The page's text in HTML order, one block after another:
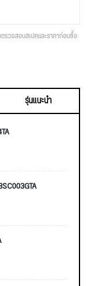
รวจสอบสเปคและราคาก่อนซื้อ
รุ่นแนะนำ